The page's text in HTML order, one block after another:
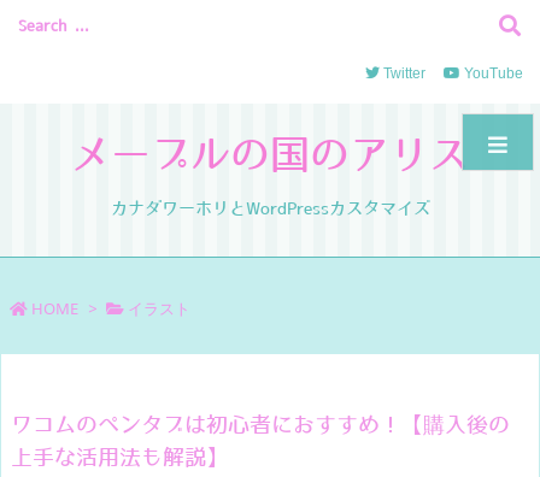
メープルの国のアリス
カナダワーホリとWordPressカスタマイズ
Twitter YouTube
HOME > イラスト
ワコムのペンタブは初心者におすすめ！【購入後の
上手な活用法も解説】